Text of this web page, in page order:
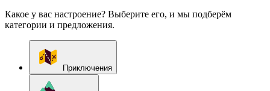
Какое у вас настроение? Выберите его, и мы подберём
категории и предложения.
Приключения